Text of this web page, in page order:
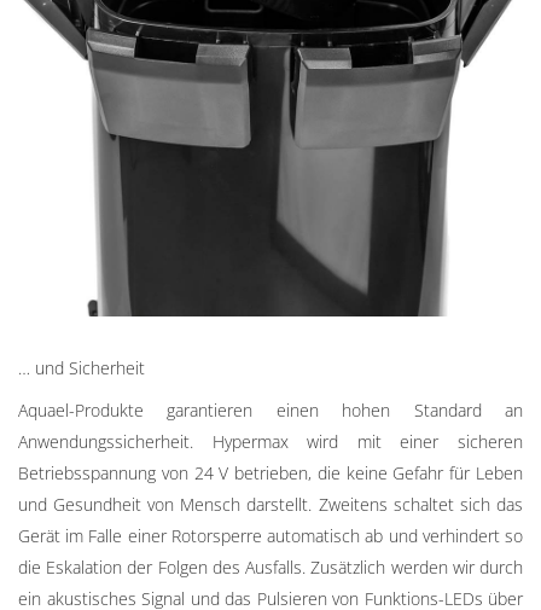
… und Sicherheit
Aquael-Produkte garantieren einen hohen Standard an
Anwendungssicherheit. Hypermax wird miteiner sicheren
Betriebsspannung von 24 V betrieben, die keine Gefahr für Leben
und Gesundheit von Mensch darstellt. Zweitens schaltet sich das
Gerät im Falle einer Rotorsperre automatisch ab und verhindert so
die Eskalation der Folgen des Ausfalls. Zusätzlich werden wir durch
ein akustisches Signal und das Pulsieren von Funktions-LEDs über